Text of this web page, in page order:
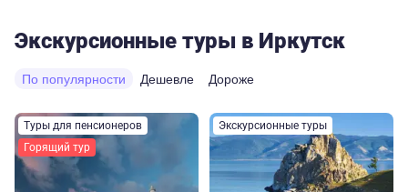
Экскурсионные туры в Иркутск
По популярности Дешевле Дороже
Туры для пенсионеров
Горящий тур
Экскурсионные туры